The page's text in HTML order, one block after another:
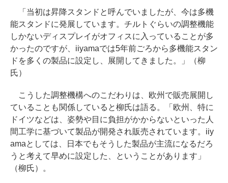
「当初は昇降スタンドと呼んでいましたが、今は多機
能スタンドに発展しています。チルトぐらいの調整機能
しかないディスプレイがオフィスに入っていることが多
かったのですが、iiyamaでは5年前ごろから多機能スタン
ドを多くの製品に設定し、展開してきました。」（柳
氏）
こうした調整機構へのこだわりは、欧州で販売展開し
ていることも関係していると柳氏は語る。「欧州、特に
ドイツなどは、姿勢や目に負担がかからないといった人
間工学に基づいて製品が開発され販売されています。iiy
amaとしては、日本でもそうした製品が主流になるだろ
うと考えて早めに設定した、ということがあります」
（柳氏）。